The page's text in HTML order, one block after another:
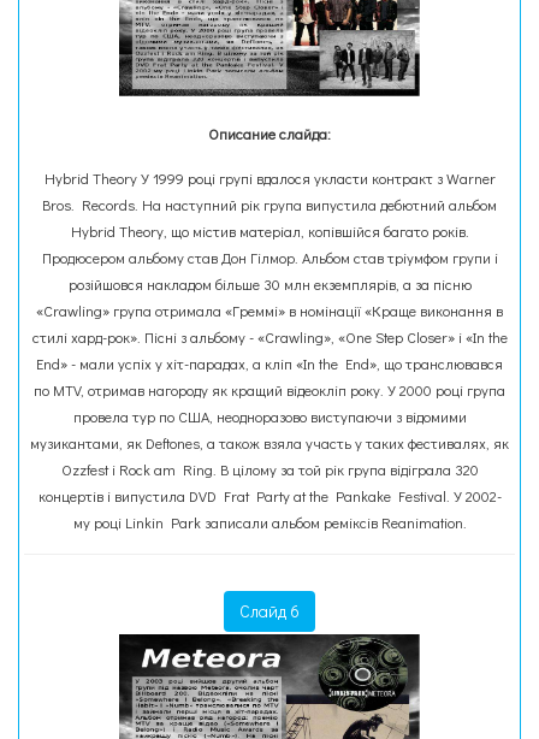
Описание слайда:
Hybrid Theory У 1999 році групі вдалося укласти контракт з Warner
Bros. Records. На наступний рік група випустила дебютний альбом
Hybrid Theory, що містив матеріал, копівшійся багато років.
Продюсером альбому став Дон Гілмор. Альбом став тріумфом групи і
розійшовся накладом більше 30 млн екземплярів, а за пісню
«Crawling» група отримала «Греммі» в номінації «Краще виконання в
стилі хард-рок». Пісні з альбому - «Crawling», «One Step Closer» і «In the
End» - мали успіх у хіт-парадах, а кліп «In the End», що транслювався
по MTV, отримав нагороду як кращий відеокліп року. У 2000 році група
провела тур по США, неодноразово виступаючи з відомими
музикантами, як Deftones, а також взяла участь у таких фестивалях, як
Ozzfest і Rock am Ring. В цілому за той рік група відіграла 320
концертів і випустила DVD Frat Party at the Pankake Festival. У 2002-
му році Linkin Park записали альбом реміксів Reanimation.
Слайд 6